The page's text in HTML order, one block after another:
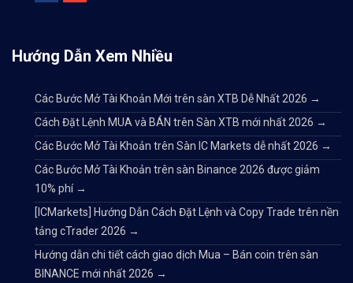
Hướng Dẫn Xem Nhiều
Các Bước Mở Tài Khoản Mới trên sàn XTB Dễ Nhất 2026 →
Cách Đặt Lệnh MUA và BÁN trên Sàn XTB mới nhất 2026 →
Các Bước Mở Tài Khoản trên Sàn IC Markets dễ nhất 2026 →
Các Bước Mở Tài Khoản trên sàn Binance 2026 được giảm
10% phí →
[ICMarkets] Hướng Dẫn Cách Đặt Lệnh và Copy Trade trên nền
tảng cTrader 2026 →
Hướng dẫn chi tiết cách giao dịch Mua – Bán coin trên sàn
BINANCE mới nhất 2026 →